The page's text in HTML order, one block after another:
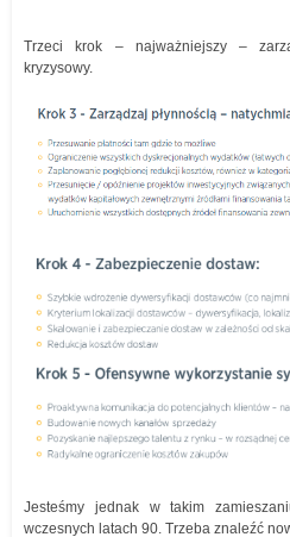
Trzeci krok – najważniejszy –
kryzysowy.
Jesteśmy jednak w takim
wczesnych latach 90. Trzeba znaleźć